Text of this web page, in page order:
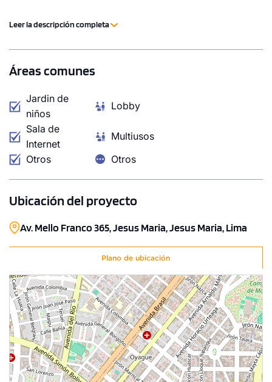
Desde
S/ 1,034,000
Modelo Tipo 1701
138.50 m²
COTIZAR AHORA
parques y todas las facilidades para vivir: Centros
Salud, entre otros. Además, cuenta con la garantía y
Leer la descripción completa
Áreas comunes
Jardin de
niños
Lobby
Sala de
Internet
Multiusos
Otros
Otros
Ubicación del proyecto
Av. Mello Franco 365, Jesus Maria, Jesus Maria, Lima
Plano de ubicación